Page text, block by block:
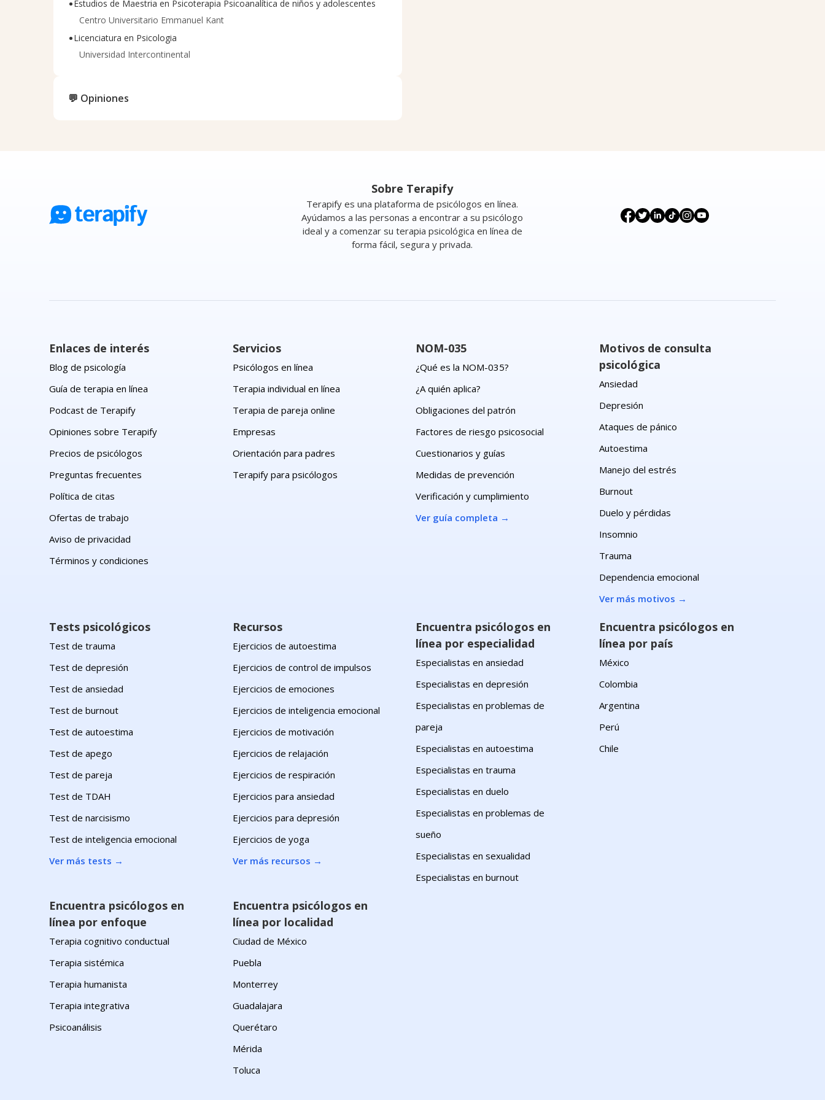
Estudios de Maestria en Psicoterapia Psicoanalítica de niños y adolescentes
Centro Universitario Emmanuel Kant
•Licenciatura en Psicologia
Universidad Intercontinental
💬 Opiniones
Sobre Terapify
Terapify es una plataforma de psicólogos en línea.
Ayúdamos a las personas a encontrar a su psicólogo
ideal y a comenzar su terapia psicológica en línea de
forma fácil, segura y privada.
Enlaces de interés
Blog de psicología
Guía de terapia en línea
Podcast de Terapify
Opiniones sobre Terapify
Precios de psicólogos
Preguntas frecuentes
Política de citas
Ofertas de trabajo
Aviso de privacidad
Términos y condiciones
Servicios
Psicólogos en línea
Terapia individual en línea
Terapia de pareja online
Empresas
Orientación para padres
Terapify para psicólogos
NOM-035
¿Qué es la NOM-035?
¿A quién aplica?
Obligaciones del patrón
Factores de riesgo psicosocial
Cuestionarios y guías
Medidas de prevención
Verificación y cumplimiento
Ver guía completa →
Motivos de consulta
psicológica
Ansiedad
Depresión
Ataques de pánico
Autoestima
Manejo del estrés
Burnout
Duelo y pérdidas
Insomnio
Trauma
Dependencia emocional
Ver más motivos →
Tests psicológicos
Test de trauma
Test de depresión
Test de ansiedad
Test de burnout
Test de autoestima
Test de apego
Test de pareja
Test de TDAH
Test de narcisismo
Test de inteligencia emocional
Ver más tests →
Recursos
Ejercicios de autoestima
Ejercicios de control de impulsos
Ejercicios de emociones
Ejercicios de inteligencia emocional
Ejercicios de motivación
Ejercicios de relajación
Ejercicios de respiración
Ejercicios para ansiedad
Ejercicios para depresión
Ejercicios de yoga
Ver más recursos →
Encuentra psicólogos en
línea por especialidad
Especialistas en ansiedad
Especialistas en depresión
Especialistas en problemas de
pareja
Especialistas en autoestima
Especialistas en trauma
Especialistas en duelo
Especialistas en problemas de
sueño
Especialistas en sexualidad
Especialistas en burnout
Encuentra psicólogos en
línea por país
México
Colombia
Argentina
Perú
Chile
Encuentra psicólogos en
línea por enfoque
Terapia cognitivo conductual
Terapia sistémica
Terapia humanista
Terapia integrativa
Psicoanálisis
Encuentra psicólogos en
línea por localidad
Ciudad de México
Puebla
Monterrey
Guadalajara
Querétaro
Mérida
Toluca